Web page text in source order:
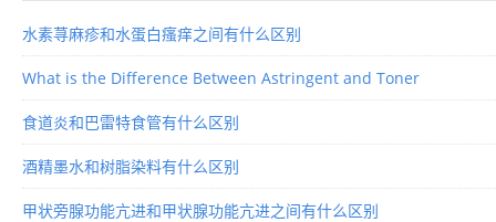
水素荨麻疹和水蛋白瘙痒之间有什么区别
What is the Difference Between Astringent and Toner
食道炎和巴雷特食管有什么区别
酒精墨水和树脂染料有什么区别
甲状旁腺功能亢进和甲状腺功能亢进之间有什么区别